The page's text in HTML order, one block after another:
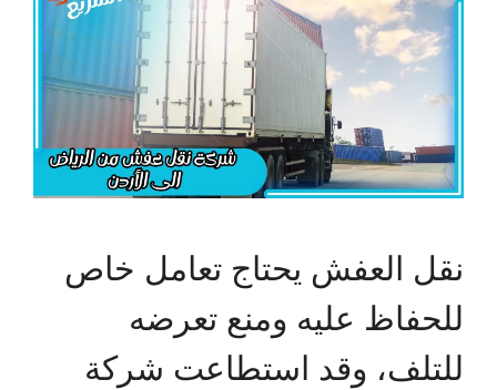
نقل العفش يحتاج تعامل خاص
للحفاظ عليه ومنع تعرضه
للتلف، وقد استطاعت شركة